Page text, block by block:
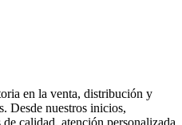
en la venta, distribución y
Desde nuestros inicios,
calidad, atención personalizada